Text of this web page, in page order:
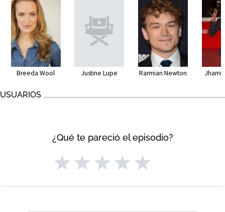
Breeda Wool Justine Lupe Rarmian Newton
USUARIOS
¿Qué te pareció el episodio?